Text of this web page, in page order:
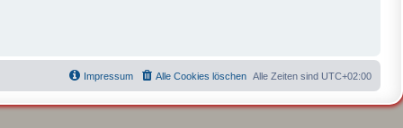
Alle Zeiten sind UTC+02:00
Alle Cookies löschen
Impressum